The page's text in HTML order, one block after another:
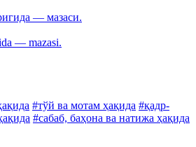
— мазаси.
— mazasi.
#тўй ва мотам ҳақида #қадр-
#сабаб, баҳона ва натижа ҳақида